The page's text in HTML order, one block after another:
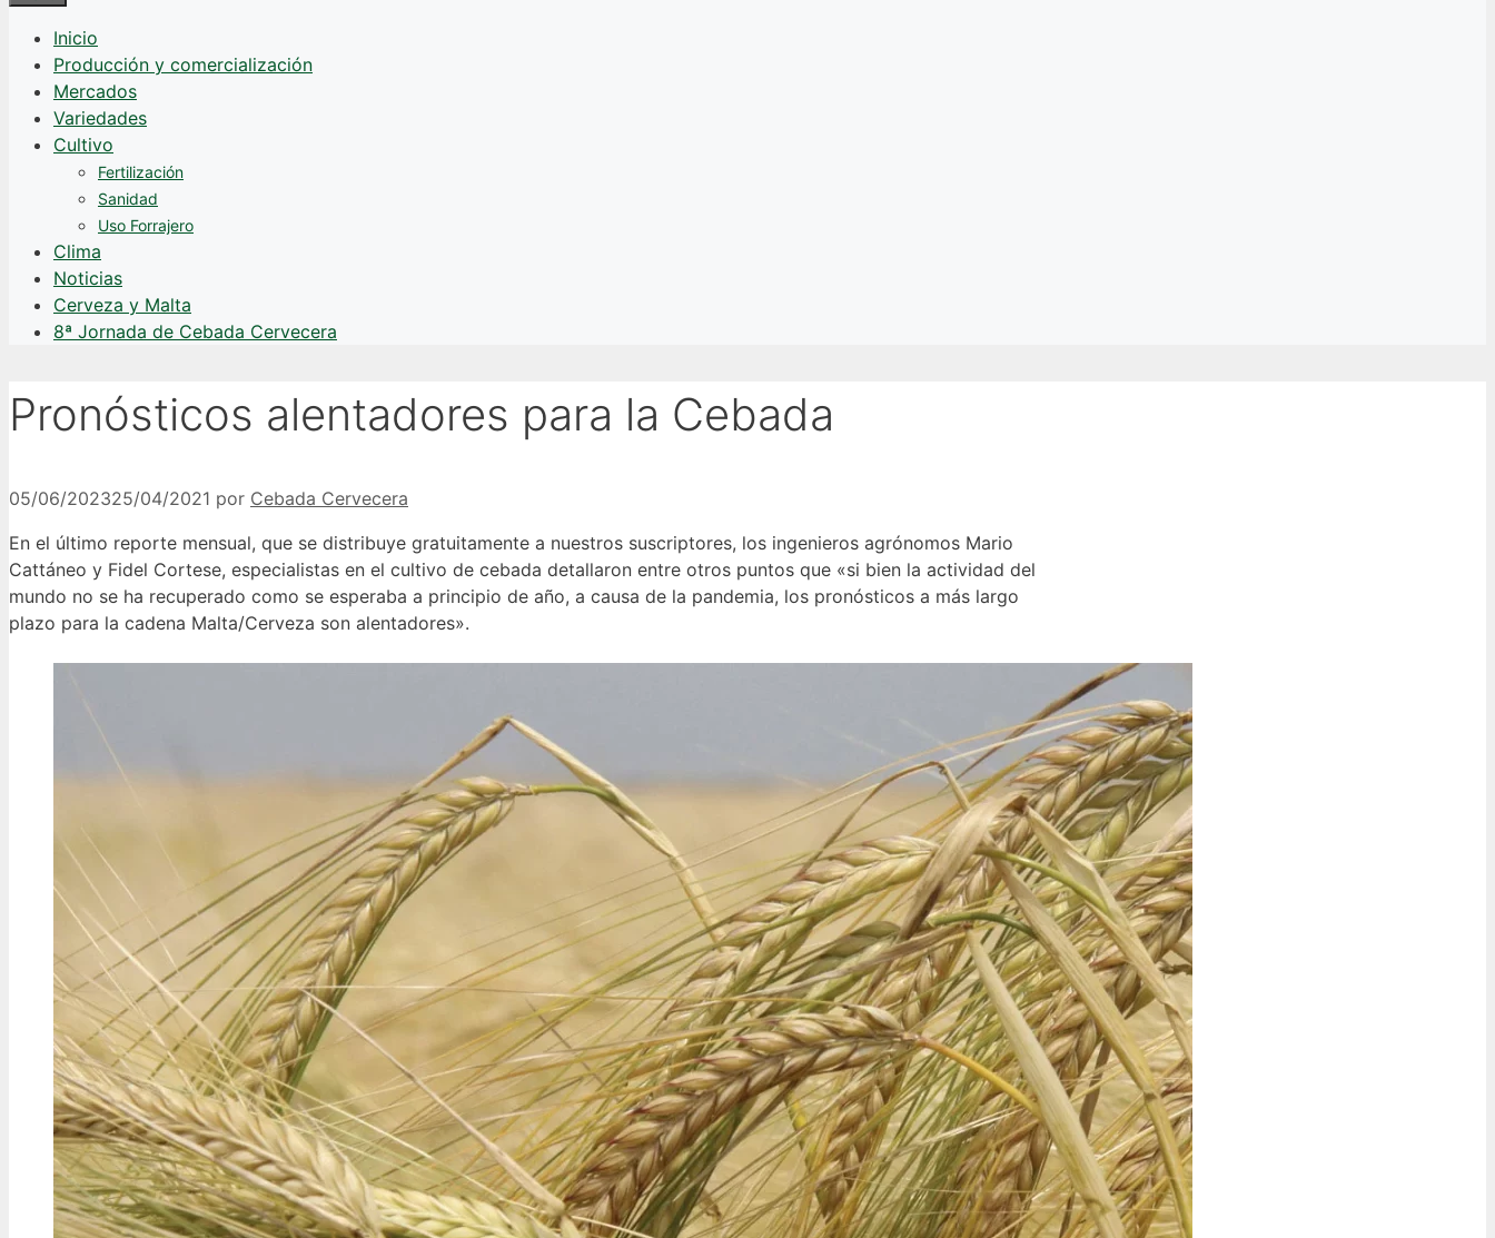
Inicio
Producción y comercialización
Mercados
Variedades
Cultivo
Fertilización
Sanidad
Uso Forrajero
Clima
Noticias
Cerveza y Malta
8ª Jornada de Cebada Cervecera
Pronósticos alentadores para la Cebada
05/06/202325/04/2021 por Cebada Cervecera
En el último reporte mensual, que se distribuye gratuitamente a nuestros suscriptores, los ingenieros agrónomos Mario
Cattáneo y Fidel Cortese, especialistas en el cultivo de cebada detallaron entre otros puntos que «si bien la actividad del
mundo no se ha recuperado como se esperaba a principio de año, a causa de la pandemia, los pronósticos a más largo
plazo para la cadena Malta/Cerveza son alentadores».